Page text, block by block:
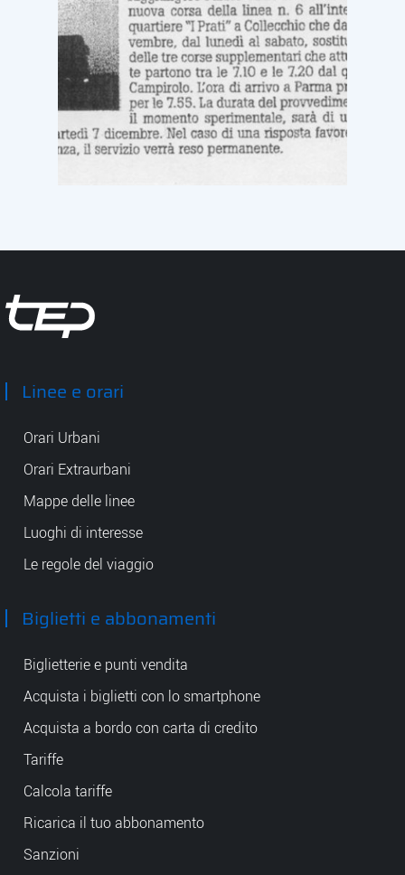
Linee e orari
Orari Urbani
Orari Extraurbani
Mappe delle linee
Luoghi di interesse
Le regole del viaggio
Biglietti e abbonamenti
Biglietterie e punti vendita
Acquista i biglietti con lo smartphone
Acquista a bordo con carta di credito
Tariffe
Calcola tariffe
Ricarica il tuo abbonamento
Sanzioni